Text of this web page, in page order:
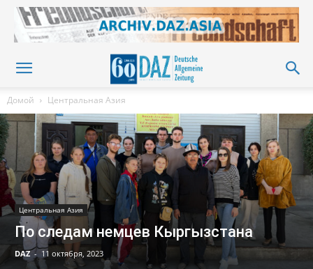
Домой Центральная Азия
Центральная Азия
По следам немцев Кыргызстана
DAZ - 11 октября, 2023